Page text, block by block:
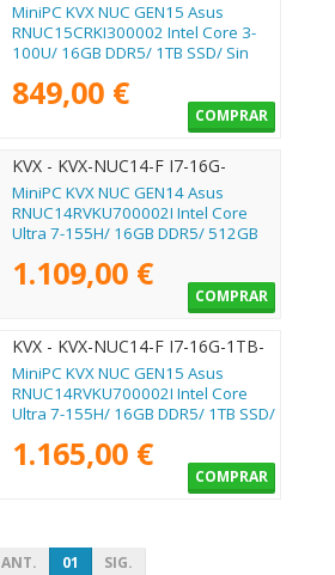
MiniPC KVX NUC GEN15 Asus
RNUC15CRKI300002 Intel Core 3-
100U/ 16GB DDR5/ 1TB SSD/ Sin
849,00 €
COMPRAR
KVX - KVX-NUC14-F I7-16G-
512GB-SSD
MiniPC KVX NUC GEN14 Asus
RNUC14RVKU700002I Intel Core
Ultra 7-155H/ 16GB DDR5/ 512GB
1.109,00 €
COMPRAR
KVX - KVX-NUC14-F I7-16G-1TB-
SSD
MiniPC KVX NUC GEN15 Asus
RNUC14RVKU700002I Intel Core
Ultra 7-155H/ 16GB DDR5/ 1TB SSD/
1.165,00 €
COMPRAR
ANT. 01 SIG.